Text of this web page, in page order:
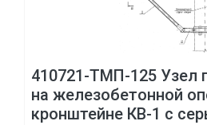
410721-ТМП-125 Узел
на железобетонной
кронштейне КВ-1 с